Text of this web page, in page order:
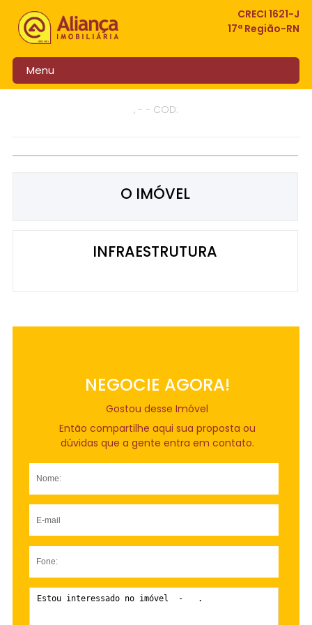
CRECI 1621-J
17ª Região-RN
Menu
, - - COD:
O IMÓVEL
INFRAESTRUTURA
NEGOCIE AGORA!
Gostou desse Imóvel
Então compartilhe aqui sua proposta ou
dúvidas que a gente entra em contato.